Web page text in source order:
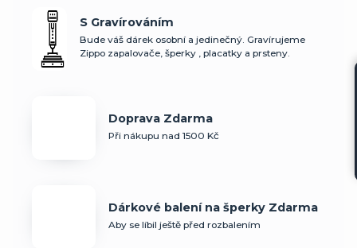
S Gravírováním
Bude váš dárek osobní a jedinečný. Gravírujeme
Zippo zapalovače, šperky , placatky a prsteny.
Doprava Zdarma
Při nákupu nad 1500 Kč
Dárkové balení na šperky Zdarma
Aby se líbil ještě před rozbalením